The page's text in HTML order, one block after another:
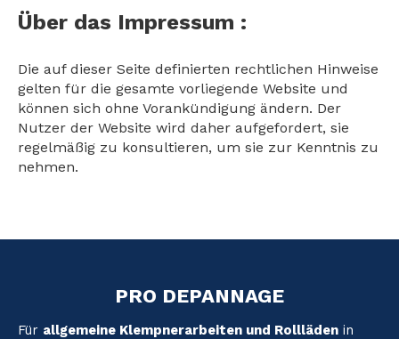
Über das Impressum :
Die auf dieser Seite definierten rechtlichen Hinweise
gelten für die gesamte vorliegende Website und
können sich ohne Vorankündigung ändern. Der
Nutzer der Website wird daher aufgefordert, sie
regelmäßig zu konsultieren, um sie zur Kenntnis zu
nehmen.
PRO DEPANNAGE
Für allgemeine Klempnerarbeiten und Rollläden in